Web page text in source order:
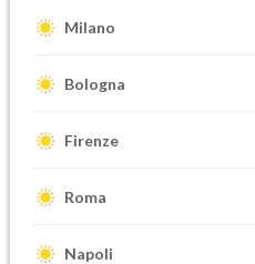
Milano
Bologna
Firenze
Roma
Napoli